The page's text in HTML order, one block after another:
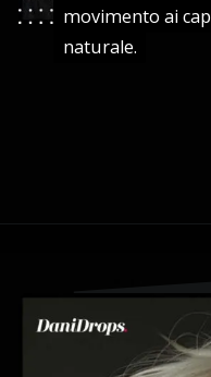
movimento ai
naturale.
movimento ai
naturale.